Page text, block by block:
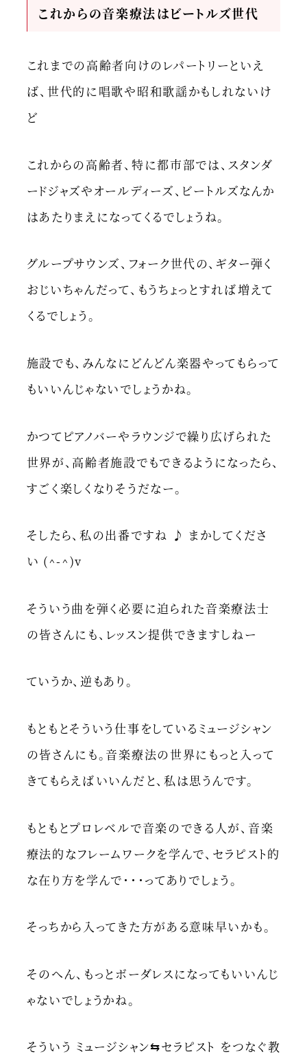
これからの音楽療法はビートルズ世代
これまでの高齢者向けのレパートリーといえ
ば、世代的に唱歌や昭和歌謡かもしれないけ
ど
これからの高齢者、特に都市部では、スタンダ
ードジャズやオールディーズ、ビートルズなんか
はあたりまえになってくるでしょうね。
グループサウンズ、フォーク世代の、ギター弾く
おじいちゃんだって、もうちょっとすれば増えて
くるでしょう。
施設でも、みんなにどんどん楽器やってもらって
もいいんじゃないでしょうかね。
かつてピアノバーやラウンジで繰り広げられた
世界が、高齢者施設でもできるようになったら、
すごく楽しくなりそうだなー。
そしたら、私の出番ですね ♪ まかしてくださ
い (^-^)v
そういう曲を弾く必要に迫られた音楽療法士
の皆さんにも、レッスン提供できますしねー
ていうか、逆もあり。
もともとそういう仕事をしているミュージシャン
の皆さんにも。音楽療法の世界にもっと入って
きてもらえばいいんだと、私は思うんです。
もともとプロレベルで音楽のできる人が、音楽
療法的なフレームワークを学んで、セラピスト的
な在り方を学んで・・・ってありでしょう。
そっちから入ってきた方がある意味早いかも。
そのへん、もっとボーダレスになってもいいんじ
ゃないでしょうかね。
そういう ミュージシャン⇆セラピスト をつなぐ教